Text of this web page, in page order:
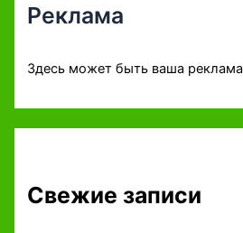
Реклама
Здесь может быть ваша реклама
Свежие записи